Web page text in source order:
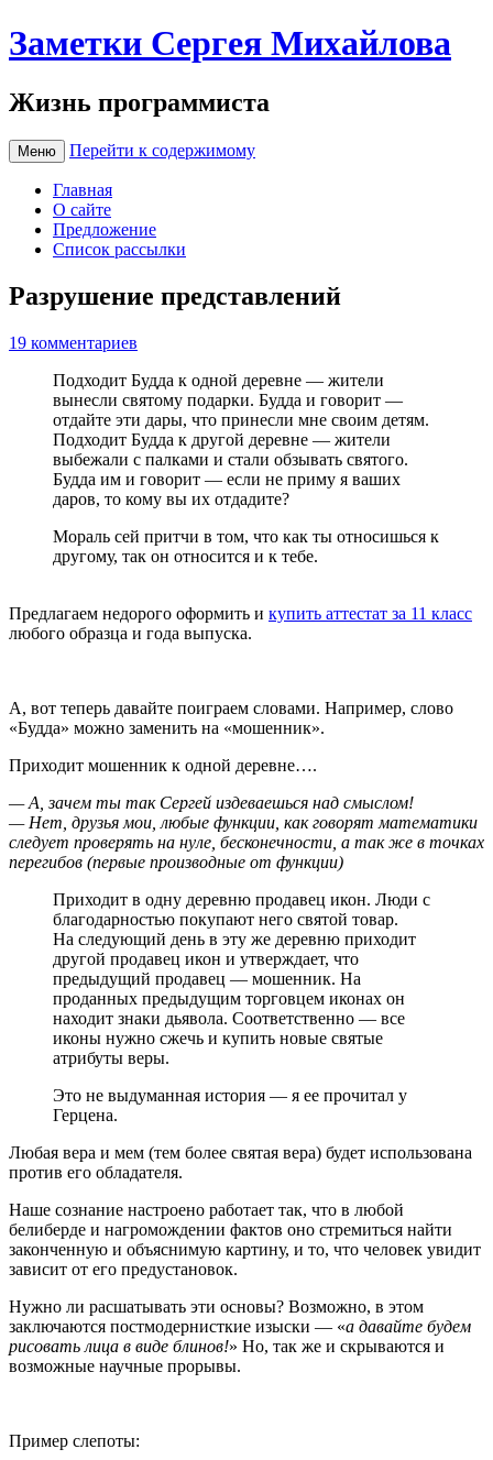
Заметки Сергея Михайлова
Жизнь программиста
Меню Перейти к содержимому
Главная
О сайте
Предложение
Список рассылки
Разрушение представлений
19 комментариев
Подходит Будда к одной деревне — жители
вынесли святому подарки. Будда и говорит —
отдайте эти дары, что принесли мне своим детям.
Подходит Будда к другой деревне — жители
выбежали с палками и стали обзывать святого.
Будда им и говорит — если не приму я ваших
даров, то кому вы их отдадите?
Мораль сей притчи в том, что как ты относишься к
другому, так он относится и к тебе.
Предлагаем недорого оформить и купить аттестат за 11 класс
любого образца и года выпуска.
А, вот теперь давайте поиграем словами. Например, слово
«Будда» можно заменить на «мошенник».
Приходит мошенник к одной деревне….
— А, зачем ты так Сергей издеваешься над смыслом!
— Нет, друзья мои, любые функции, как говорят математики
следует проверять на нуле, бесконечности, а так же в точках
перегибов (первые производные от функции)
Приходит в одну деревню продавец икон. Люди с
благодарностью покупают него святой товар.
На следующий день в эту же деревню приходит
другой продавец икон и утверждает, что
предыдущий продавец — мошенник. На
проданных предыдущим торговцем иконах он
находит знаки дьявола. Соответственно — все
иконы нужно сжечь и купить новые святые
атрибуты веры.
Это не выдуманная история — я ее прочитал у
Герцена.
Любая вера и мем (тем более святая вера) будет использована
против его обладателя.
Наше сознание настроено работает так, что в любой
белиберде и нагромождении фактов оно стремиться найти
законченную и объяснимую картину, и то, что человек увидит
зависит от его предустановок.
Нужно ли расшатывать эти основы? Возможно, в этом
заключаются постмодернисткие изыски — «а давайте будем
рисовать лица в виде блинов!» Но, так же и скрываются и
возможные научные прорывы.
Пример слепоты: